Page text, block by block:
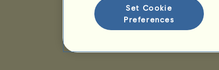
Set Cookie
Preferences